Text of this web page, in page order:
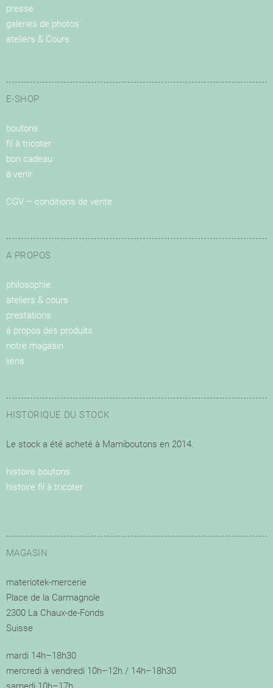
presse
galeries de photos
ateliers & Cours
E-SHOP
boutons
fil à tricoter
bon cadeau
à venir
CGV – conditions de vente
A PROPOS
philosophie
ateliers & cours
prestations
à propos des produits
notre magasin
liens
HISTORIQUE DU STOCK
Le stock a été acheté à Mamiboutons en 2014.
histoire boutons
histoire fil à tricoter
MAGASIN
materiotek-mercerie
Place de la Carmagnole
2300 La Chaux-de-Fonds
Suisse
mardi 14h–18h30
mercredi à vendredi 10h–12h / 14h–18h30